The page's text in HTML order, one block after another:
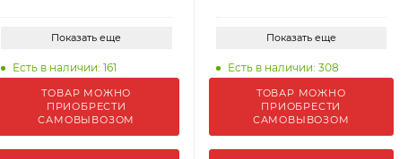
Показать еще
Есть в наличии: 161
ТОВАР МОЖНО
ПРИОБРЕСТИ
САМОВЫВОЗОМ
Показать еще
Есть в наличии: 308
ТОВАР МОЖНО
ПРИОБРЕСТИ
САМОВЫВОЗОМ